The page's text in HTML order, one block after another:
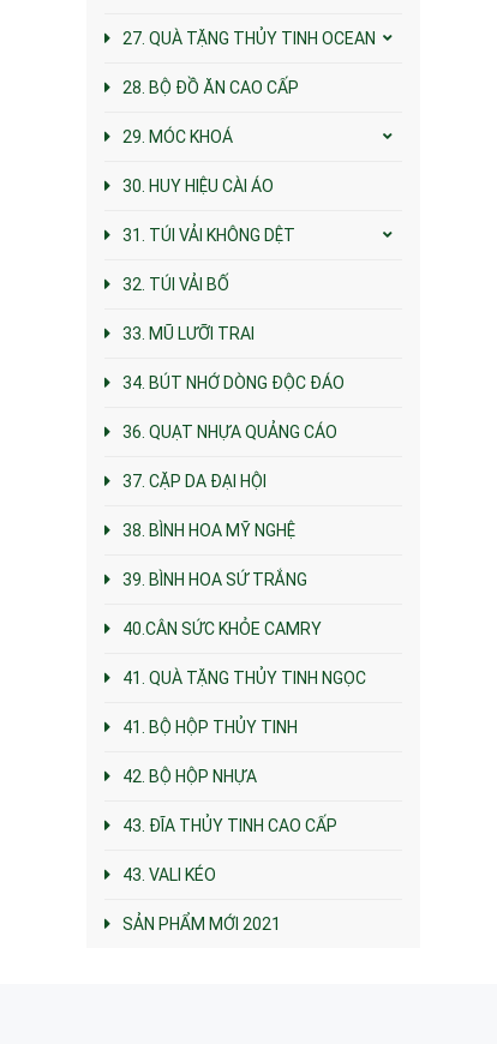
27. QUÀ TẶNG THỦY TINH OCEAN
28. BỘ ĐỒ ĂN CAO CẤP
29. MÓC KHOÁ
30. HUY HIỆU CÀI ÁO
31. TÚI VẢI KHÔNG DỆT
32. TÚI VẢI BỐ
33. MŨ LƯỠI TRAI
34. BÚT NHỚ DÒNG ĐỘC ĐÁO
36. QUẠT NHỰA QUẢNG CÁO
37. CẶP DA ĐẠI HỘI
38. BÌNH HOA MỸ NGHỆ
39. BÌNH HOA SỨ TRẮNG
40.CÂN SỨC KHỎE CAMRY
41. QUÀ TẶNG THỦY TINH NGỌC
41. BỘ HỘP THỦY TINH
42. BỘ HỘP NHỰA
43. ĐĨA THỦY TINH CAO CẤP
43. VALI KÉO
SẢN PHẨM MỚI 2021